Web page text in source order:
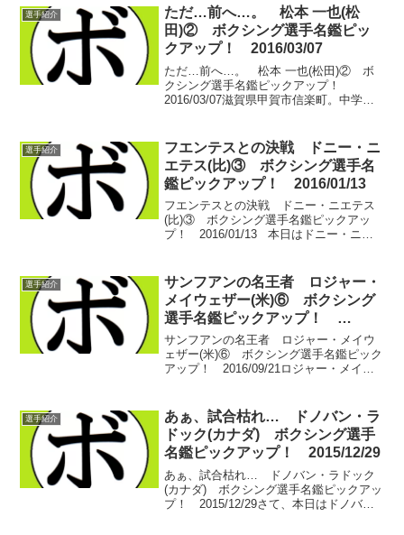
かどうか分からなくなってしまうほどの
衝...
選手紹介
ただ…前へ…。 松本 一也(松
田)② ボクシング選手名鑑ピッ
クアップ！ 2016/03/07
ただ…前へ…。 松本 一也(松田)② ボ
クシング選手名鑑ピックアップ！
2016/03/07滋賀県甲賀市信楽町。中学時
ように慕った先輩は、滋賀で10年に1人の
逸材...
選手紹介
フエンテスとの決戦 ドニー・ニ
エテス(比)③ ボクシング選手名
鑑ピックアップ！ 2016/01/13
フエンテスとの決戦 ドニー・ニエテス
(比)③ ボクシング選手名鑑ピックアッ
プ！ 2016/01/13 本日はドニー・ニエ
まで一気に駆け上がったニエテス。暫定
王者...
選手紹介
サンフアンの名王者 ロジャー・
メイウェザー(米)⑥ ボクシング
選手名鑑ピックアップ！
2016/09/21
サンフアンの名王者 ロジャー・メイウ
ェザー(米)⑥ ボクシング選手名鑑ピック
アップ！ 2016/09/21ロジャー・メイウ
飾り、世界挑戦に辿り着いたところま
で。階段...
選手紹介
あぁ、試合枯れ… ドノバン・ラ
ドック(カナダ) ボクシング選手
名鑑ピックアップ！ 2015/12/29
あぁ、試合枯れ… ドノバン・ラドック
(カナダ) ボクシング選手名鑑ピックアッ
プ！ 2015/12/29さて、本日はドノバ